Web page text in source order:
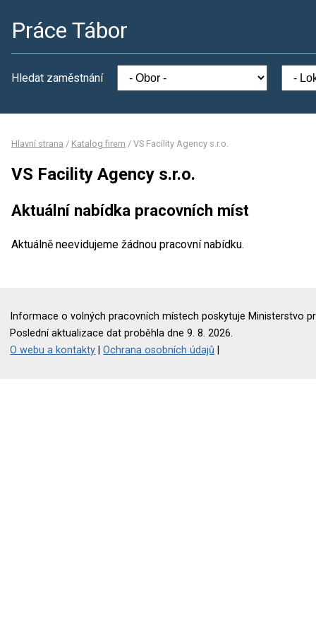
Práce Tábor
Hledat zaměstnání
Hlavní strana / Katalog firem / VS Facility Agency s.r.o.
VS Facility Agency s.r.o.
Aktuální nabídka pracovních míst
Aktuálně neevidujeme žádnou pracovní nabídku.
Informace o volných pracovních místech poskytuje Ministerstvo
Poslední aktualizace dat proběhla dne 9. 8. 2026.
O webu a kontakty |Ochrana osobních údajů